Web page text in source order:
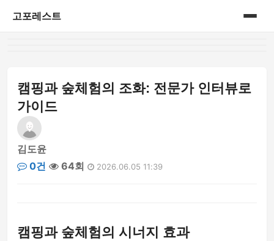
고포레스트
캠핑과 숲체험의 조화: 전문가 인터뷰로
가이드
김도윤
0건
64회 2026.06.05 11:39
캠핑과 숲체험의 시너지 효과